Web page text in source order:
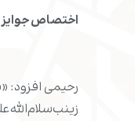
اختصاص جوایز
رحیمى افزود: